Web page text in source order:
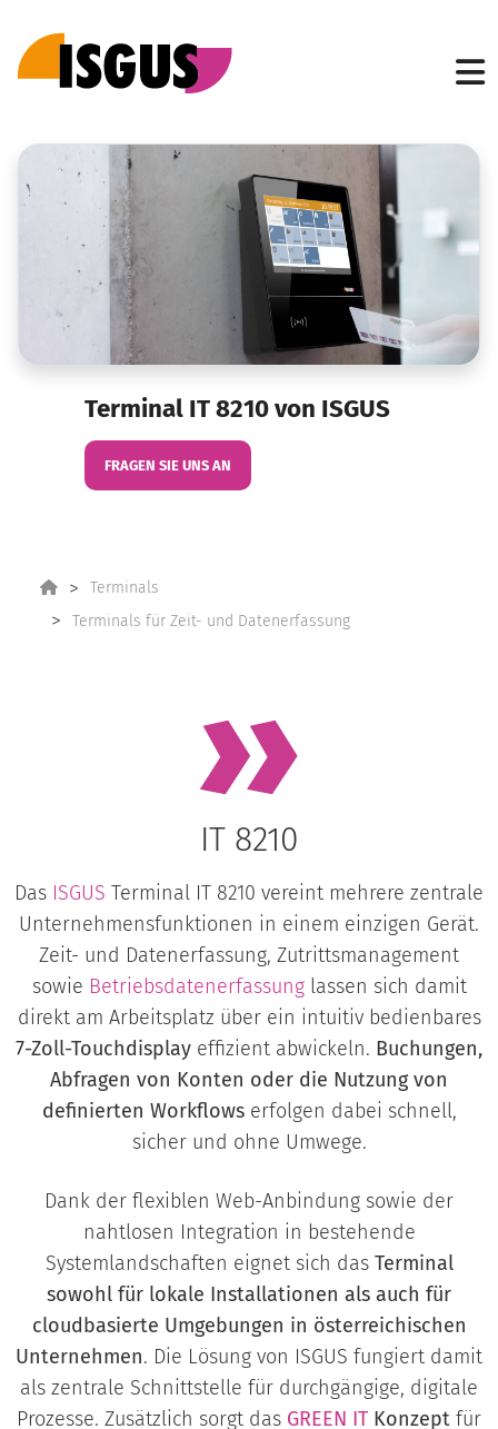
Terminal IT 8210 von ISGUS
FRAGEN SIE UNS AN
Terminals
Terminals für Zeit- und Datenerfassung
IT 8210
Das ISGUS Terminal IT 8210 vereint mehrere zentrale
Unternehmensfunktionen in einem einzigen Gerät.
Zeit- und Datenerfassung, Zutrittsmanagement
sowie Betriebsdatenerfassunglassen sich damit
direkt am Arbeitsplatz über ein intuitiv bedienbares
7-Zoll-Touchdisplay effizient abwickeln. Buchungen,
Abfragen von Konten oder die Nutzung von
definierten Workflowserfolgen dabei schnell,
sicher und ohne Umwege.
Dank der flexiblen Web-Anbindung sowie der
nahtlosen Integration in bestehende
Systemlandschaften eignet sich das Terminal
sowohl für lokale Installationen als auch für
cloudbasierte Umgebungen in österreichischen
Unternehmen. Die Lösung von ISGUS fungiert damit
als zentrale Schnittstelle für durchgängige, digitale
Prozesse. Zusätzlich sorgt das GREEN IT Konzept für